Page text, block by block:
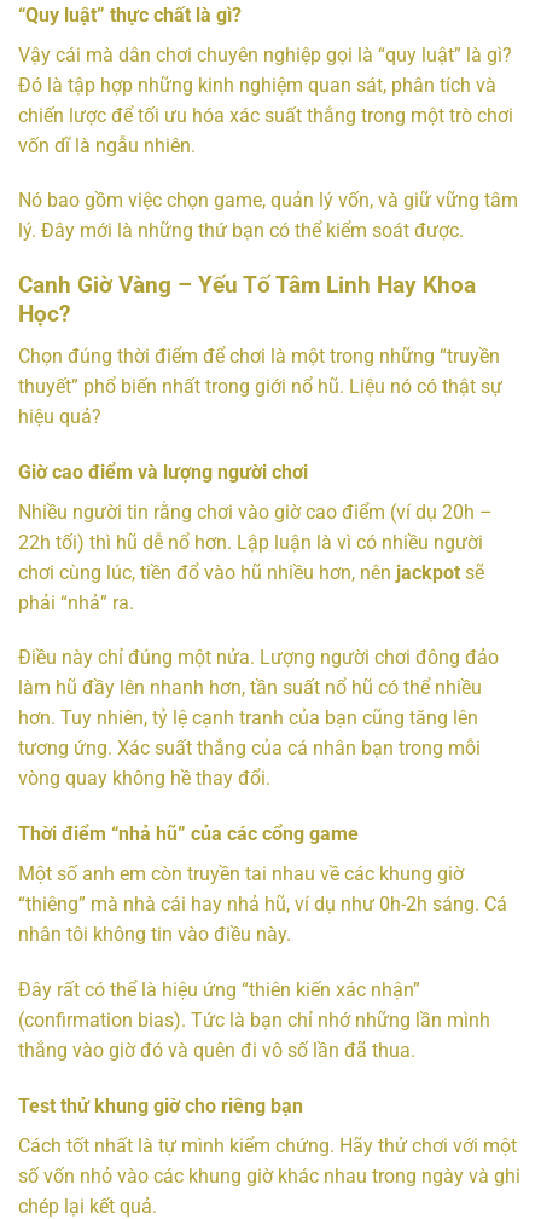
“Quy luật” thực chất là gì?
Vậy cái mà dân chơi chuyên nghiệp gọi là “quy luật” là gì?
Đó là tập hợp những kinh nghiệm quan sát, phân tích và
chiến lược để tối ưu hóa xác suất thắng trong một trò chơi
vốn dĩ là ngẫu nhiên.
Nó bao gồm việc chọn game, quản lý vốn, và giữ vững tâm
lý. Đây mới là những thứ bạn có thể kiểm soát được.
Canh Giờ Vàng – Yếu Tố Tâm Linh Hay Khoa
Học?
Chọn đúng thời điểm để chơi là một trong những “truyền
thuyết” phổ biến nhất trong giới nổ hũ. Liệu nó có thật sự
hiệu quả?
Giờ cao điểm và lượng người chơi
Nhiều người tin rằng chơi vào giờ cao điểm (ví dụ 20h –
22h tối) thì hũ dễ nổ hơn. Lập luận là vì có nhiều người
chơi cùng lúc, tiền đổ vào hũ nhiều hơn, nên jackpot sẽ
phải “nhả” ra.
Điều này chỉ đúng một nửa. Lượng người chơi đông đảo
làm hũ đầy lên nhanh hơn, tần suất nổ hũ có thể nhiều
hơn. Tuy nhiên, tỷ lệ cạnh tranh của bạn cũng tăng lên
tương ứng. Xác suất thắng của cá nhân bạn trong mỗi
vòng quay không hề thay đổi.
Thời điểm “nhả hũ” của các cổng game
Một số anh em còn truyền tai nhau về các khung giờ
“thiêng” mà nhà cái hay nhả hũ, ví dụ như 0h-2h sáng. Cá
nhân tôi không tin vào điều này.
Đây rất có thể là hiệu ứng “thiên kiến xác nhận”
(confirmation bias). Tức là bạn chỉ nhớ những lần mình
thắng vào giờ đó và quên đi vô số lần đã thua.
Test thử khung giờ cho riêng bạn
Cách tốt nhất là tự mình kiểm chứng. Hãy thử chơi với một
số vốn nhỏ vào các khung giờ khác nhau trong ngày và ghi
chép lại kết quả.